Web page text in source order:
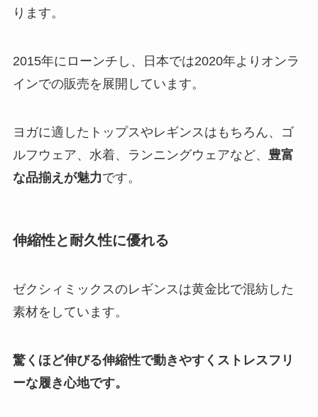
ります。
2015年にローンチし、日本では2020年よりオンラ
インでの販売を展開しています。
ヨガに適したトップスやレギンスはもちろん、ゴ
ルフウェア、水着、ランニングウェアなど、 豊富
な品揃えが魅力です。
伸縮性と耐久性に優れる
ゼクシィミックスのレギンスは黄金比で混紡した
素材をしています。
驚くほど伸びる伸縮性で動きやすくストレスフリ
ーな履き心地です。